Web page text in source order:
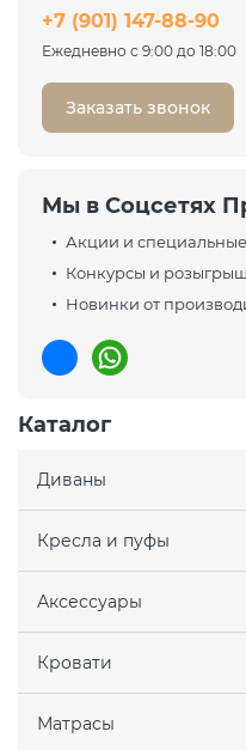
44 098 ₽ 58 797 ₽
+7 (901) 147-88-90
Ежедневно с 9:00 до 18:00
Заказать звонок
Мы в Соцсетях
Акции и
Конкурсы и
Новинки от
Каталог
Диваны
Кресла и пуфы
Аксессуары
Кровати
Матрасы